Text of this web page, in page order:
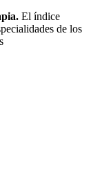
El índice
de los